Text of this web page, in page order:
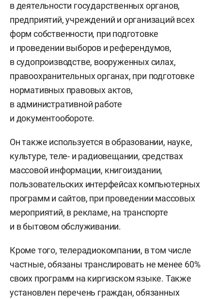
в деятельности государственных органов,
предприятий, учреждений и организаций всех
форм собственности, при подготовке
и проведении выборов и референдумов,
в судопроизводстве, вооруженных силах,
правоохранительных органах, при подготовке
нормативных правовых актов,
в административной работе
и документообороте.
Он также используется в образовании, науке,
культуре, теле- и радиовещании, средствах
массовой информации, книгоиздании,
пользовательских интерфейсах компьютерных
программ и сайтов, при проведении массовых
мероприятий, в рекламе, на транспорте
и в бытовом обслуживании.
Кроме того, телерадиокомпании, в том числе
частные, обязаны транслировать не менее 60%
своих программ на киргизском языке. Также
установлен перечень граждан, обязанных